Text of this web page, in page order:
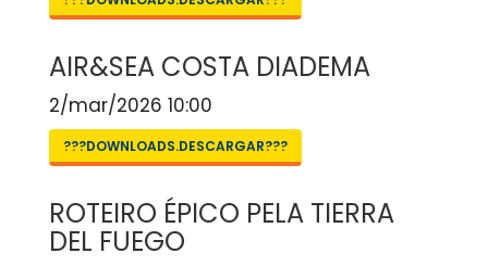
AIR&SEA COSTA DIADEMA
2/mar/2026 10:00
???DOWNLOADS.DESCARGAR???
ROTEIRO ÉPICO PELA TIERRA
DEL FUEGO